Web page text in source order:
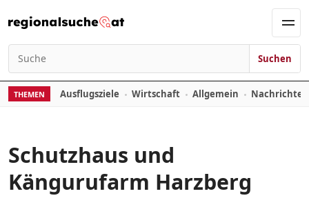
Suchen nach:
Suchen
THEMEN Ausflugsziele Wirtschaft Allgemein
Schutzhaus und
Kängurufarm Harzberg